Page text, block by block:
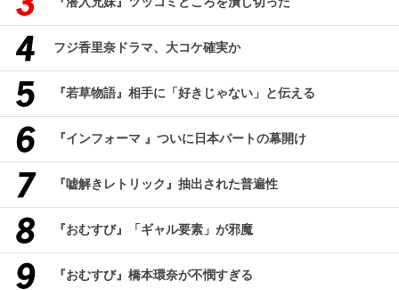
フジ香里奈ドラマ、大コケ確実か
『若草物語』相手に「好きじゃない」と伝える
『インフォーマ 』ついに日本パートの幕開け
『嘘解きレトリック』抽出された普遍性
『おむすび』「ギャル要素」が邪魔
『おむすび』橋本環奈が不憫すぎる